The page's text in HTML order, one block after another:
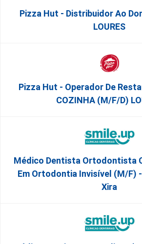
Pizza Hut - Distribuidor Ao
LOURES
Pizza Hut - Operador De
COZINHA (m/f/d)
Médico Dentista Ortodontista
Em Ortodontia Invisível (M/F)
Xira